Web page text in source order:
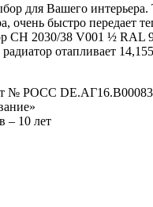
для Вашего интерьера.
быстро передает
CH 2030/38 V001 ½
отапливает
№ POCC
– 10 лет